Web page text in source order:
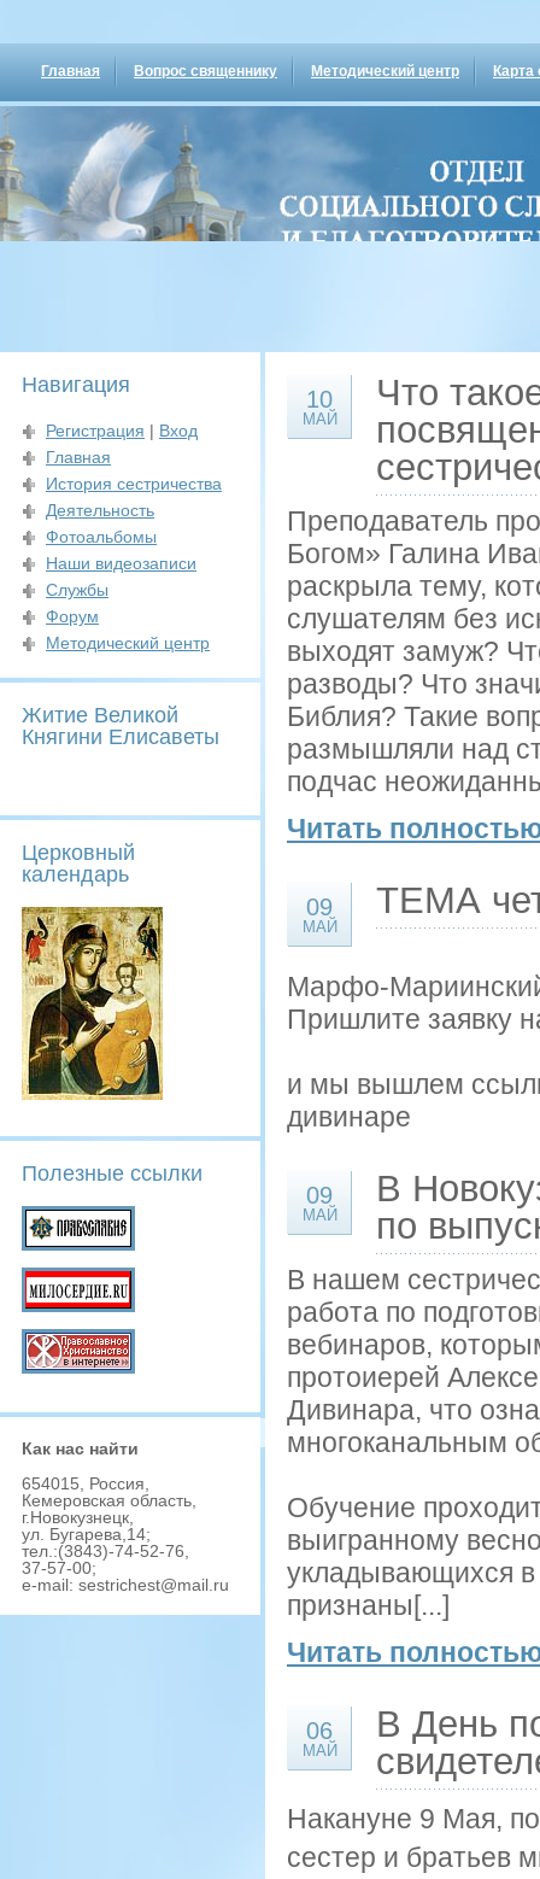
Главная Вопрос священнику Методический центр Карта
Навигация
Регистрация | Вход
Главная
История сестричества
Деятельность
Фотоальбомы
Наши видеозаписи
Службы
Форум
Методический центр
Житие Великой
Княгини Елисаветы
Церковный
календарь
Полезные ссылки
Как наc найти
654015, Роccия,
Кемеровcкая облаcть,
г.Новокузнецк,
ул. Бугарева,14;
тел.:(3843)-74-52-76,
37-57-00;
e-mail: sestrichest@mail.ru
10
МАЙ
Что
Преподаватель
Богом» Галина
раскрыла тему,
слушателям без
выходят замуж?
разводы? Что
Библия? Такие
размышляли над
подчас
Читать
09
МАЙ
ТЕМА
Марфо-
Пришлите заявку
и мы вышлем
дивинаре
09
МАЙ
В
по
В нашем
работа по
вебинаров,
протоиерей
Дивинара, что
многоканальным
Обучение
выигранному
укладывающихся в
признаны[...]
Читать
06
МАЙ
В День
Накануне 9 Мая,
сестер и братьев